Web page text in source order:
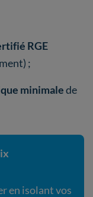
RGE
;
minimalede
en isolant vos